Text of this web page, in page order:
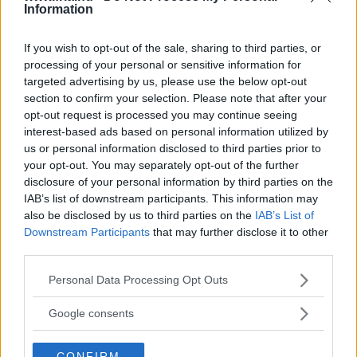
Information
If you wish to opt-out of the sale, sharing to third parties, or
processing of your personal or sensitive information for
targeted advertising by us, please use the below opt-out
section to confirm your selection. Please note that after your
opt-out request is processed you may continue seeing
interest-based ads based on personal information utilized by
us or personal information disclosed to third parties prior to
your opt-out. You may separately opt-out of the further
disclosure of your personal information by third parties on the
IAB’s list of downstream participants. This information may
also be disclosed by us to third parties on the IAB’s List of
Downstream Participants that may further disclose it to other
Please note that this website/app uses one or more Google
not limited to your visit or usage behaviour. You may click to
use your data for below specified purposes in below Google
Personal Data Processing Opt Outs
Google consents
Läs Frias efterträdare!
Syreär Sveriges enda gröna dagstidning som
finns både digitalt och i tryck.
– Det som är speciellt med Alingsås är att kommunen
har varit så bra att samarbeta med. De har bland annat
upplåtit lokaler som olika arrangörer kan vara i och det
har varit ett stort plus. Det är lättare att ha kommunen
med sig.
Förändring över tid
Framtidsveckan är så mycket mer än bara en vecka.
att en Framtidsvecka ägt rum. Det har Therese Sjögren
som är projektledare för framtidsveckan i Vimmerby,
Hultsfred, Eksjö och Oskarshamn fått se på nära håll.